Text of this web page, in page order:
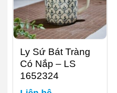
Ly Sứ Bát Tràng
Có Nắp – LS
1652324